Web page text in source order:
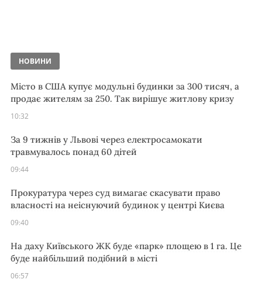
НОВИНИ
Місто в США купує модульні будинки за 300 тисяч, а
продає жителям за 250. Так вирішує житлову кризу
10:32
За 9 тижнів у Львові через електросамокати
травмувалось понад 60 дітей
09:44
Прокуратура через суд вимагає скасувати право
власності на неіснуючий будинок у центрі Києва
09:40
На даху Київського ЖК буде «парк» площею в 1 га. Це
буде найбільший подібний в місті
06:57